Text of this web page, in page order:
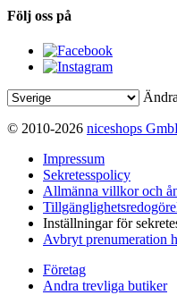
Följ oss på
© 2010-2026 niceshops
Impressum
Sekretesspolicy
Allmänna villkor och
Inställningar för
Avbryt prenumeration
Företag
Andra trevliga butiker